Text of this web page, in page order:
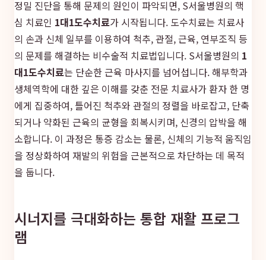
정밀 진단을 통해 문제의 원인이 파악되면, S서울병원의 핵
심 치료인 1대1도수치료가 시작됩니다. 도수치료는 치료사
의 손과 신체 일부를 이용하여 척추, 관절, 근육, 연부조직 등
의 문제를 해결하는 비수술적 치료법입니다. S서울병원의 1
대1도수치료는 단순한 근육 마사지를 넘어섭니다. 해부학과
생체역학에 대한 깊은 이해를 갖춘 전문 치료사가 환자 한 명
에게 집중하여, 틀어진 척추와 관절의 정렬을 바로잡고, 단축
되거나 약화된 근육의 균형을 회복시키며, 신경의 압박을 해
소합니다. 이 과정은 통증 감소는 물론, 신체의 기능적 움직임
을 정상화하여 재발의 위험을 근본적으로 차단하는 데 목적
을 둡니다.
시너지를 극대화하는 통합 재활 프로그
램